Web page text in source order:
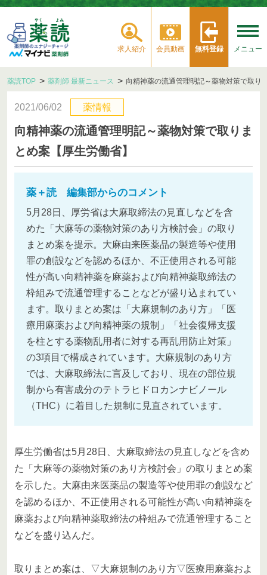
求人紹介 会員動画 無料登録 メニュー
薬読TOP 薬剤師 最新ニュース 向精神薬の流通管理明記～薬物対策で取り
2021/06/02 薬情報
向精神薬の流通管理明記～薬物対策で取りま
とめ案【厚生労働省】
薬＋読 編集部からのコメント
5月28日、厚労省は大麻取締法の見直しなどを含
めた「大麻等の薬物対策のあり方検討会」の取り
まとめ案を提示。大麻由来医薬品の製造等や使用
罪の創設などを認めるほか、不正使用される可能
性が高い向精神薬を麻薬および向精神薬取締法の
枠組みで流通管理することなどが盛り込まれてい
ます。取りまとめ案は「大麻規制のあり方」「医
療用麻薬および向精神薬の規制」「社会復帰支援
を柱とする薬物乱用者に対する再乱用防止対策」
の3項目で構成されています。大麻規制のあり方
では、大麻取締法に言及しており、現在の部位規
制から有害成分のテトラヒドロカンナビノール
（THC）に着目した規制に見直されています。
厚生労働省は5月28日、大麻取締法の見直しなどを含め
た「大麻等の薬物対策のあり方検討会」の取りまとめ案
を示した。大麻由来医薬品の製造等や使用罪の創設など
を認めるほか、不正使用される可能性が高い向精神薬を
麻薬および向精神薬取締法の枠組みで流通管理すること
などを盛り込んだ。
取りまとめ案は、▽大麻規制のあり方▽医療用麻薬およ